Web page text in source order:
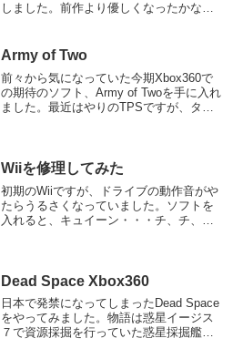
しました。前作より優しくなったかな？
いいですね！3年も前の曲だったの
か・・・
Army of Two
前々から気になっていた今期Xbox360で
の期待のソフト、Army of Twoを手に入れ
ました。最近はやりのTPSですが、タイ
りす...
Wiiを修理してみた
初期のWiiですが、ドライブの動作音がや
たらうるさくなっていました。ソフトを
入れると、キュイーン・・・チ、チ、
に修理依頼をしてWiiを送...
Dead Space Xbox360
日本で発禁になってしまったDead Space
をやってみました。物語は惑星イージス
７で資源採掘を行っていた惑星採掘艦